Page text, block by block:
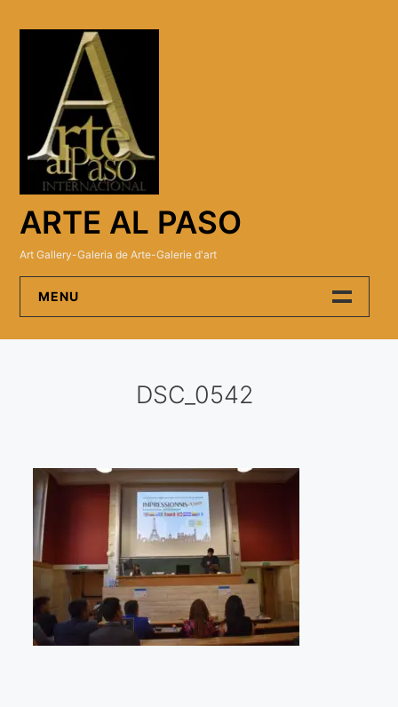
ARTE AL PASO
Art Gallery-Galeria de Arte-Galerie d'art
MENU
Visitas a los ateliers o talleres de artistas
Presse
Qué dicen de nosotros?
Aviso legal
Política de cookies
DSC_0542